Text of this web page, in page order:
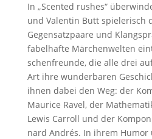
In „Scen­ted rus­hes“
und Valen­tin Butt spie­le­risch
Gegen­satz­paa­re und
fabel­haf­te Mär­chen­wel­ten
schen­freun­de, die alle drei
Art ihre wun­der­ba­ren
ihnen dabei den Weg: der
Mau­rice Ravel, der
Lewis Car­roll und der
nard Andrés. In ihrem